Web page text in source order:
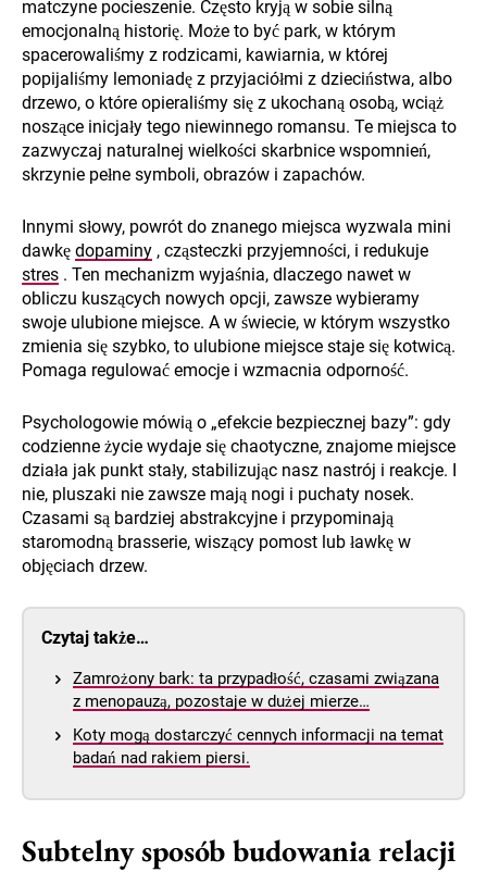
matczyne pocieszenie. Często kryją w sobie silną
emocjonalną historię. Może to być park, w którym
spacerowaliśmy z rodzicami, kawiarnia, w której
popijaliśmy lemoniadę z przyjaciółmi z dzieciństwa, albo
drzewo, o które opieraliśmy się z ukochaną osobą, wciąż
noszące inicjały tego niewinnego romansu. Te miejsca to
zazwyczaj naturalnej wielkości skarbnice wspomnień,
skrzynie pełne symboli, obrazów i zapachów.
Innymi słowy, powrót do znanego miejsca wyzwala mini
dawkę dopaminy , cząsteczki przyjemności, i redukuje
stres . Ten mechanizm wyjaśnia, dlaczego nawet w
obliczu kuszących nowych opcji, zawsze wybieramy
swoje ulubione miejsce. A w świecie, w którym wszystko
zmienia się szybko, to ulubione miejsce staje się kotwicą.
Pomaga regulować emocje i wzmacnia odporność.
Psychologowie mówią o „efekcie bezpiecznej bazy”: gdy
codzienne życie wydaje się chaotyczne, znajome miejsce
działa jak punkt stały, stabilizując nasz nastrój i reakcje. I
nie, pluszaki nie zawsze mają nogi i puchaty nosek.
Czasami są bardziej abstrakcyjne i przypominają
staromodną brasserie, wiszący pomost lub ławkę w
objęciach drzew.
Czytaj także…
Zamrożony bark: ta przypadłość, czasami związana
z menopauzą, pozostaje w dużej mierze…
Koty mogą dostarczyć cennych informacji na temat
badań nad rakiem piersi.
Subtelny sposób budowania relacji